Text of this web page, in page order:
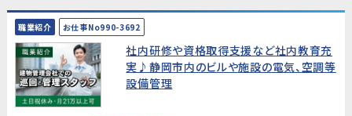
職業紹介 お仕事No990-3692
社内研修や資格取得支援など社内教育充
実♪静岡市内のビルや施設の電気、空調等
設備管理